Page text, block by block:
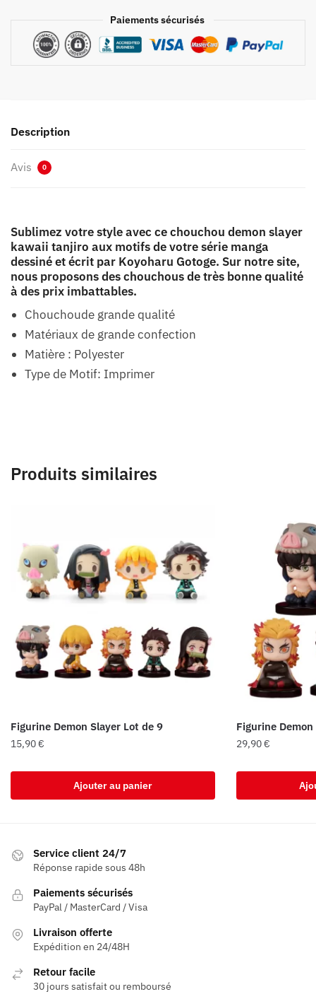
Paiements sécurisés
Description
Avis 0
Sublimez votre style avec ce chouchou demon slayer
kawaii tanjiro aux motifs de votre série manga
dessiné et écrit par Koyoharu Gotoge. Sur notre site,
nous proposons des chouchous de très bonne qualité
à des prix imbattables.
Chouchoude grande qualité
Matériaux de grande confection
Matière : Polyester
Type de Motif: Imprimer
Produits similaires
Figurine Demon Slayer Lot de 9
15,90€
Ajouter au panier
Figurine
29,90€
Service client 24/7
Réponse rapide sous 48h
Paiements sécurisés
PayPal / MasterCard / Visa
Livraison offerte
Expédition en 24/48H
Retour facile
30 jours satisfait ou remboursé